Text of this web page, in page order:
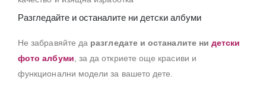
Разгледайте и останалите ни детски албуми
Не забравяйте да разгледате и останалите нидетски
фото албуми , за да откриете още красиви и
функционални модели за вашето дете.